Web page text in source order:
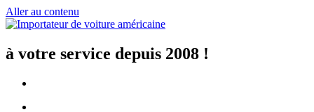
Aller au contenu
à votre service depuis 2008 !